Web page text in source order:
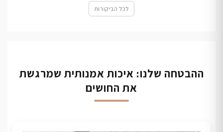
לכל הביקורות
ההבטחה שלנו: איכות אמנותית שמרגשת
את החושים